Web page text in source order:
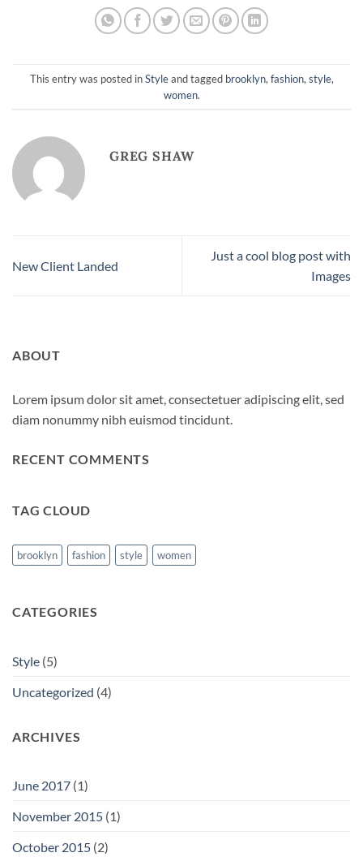
This entry was posted inStyleand tagged brooklyn, fashion, style,
women.
GREG SHAW
New Client Landed
Just a cool blog post with
Images
ABOUT
Lorem ipsum dolor sit amet, consectetuer adipiscing elit, sed
diam nonummy nibh euismod tincidunt.
RECENT COMMENTS
TAG CLOUD
brooklyn fashion style women
CATEGORIES
Style (5)
Uncategorized (4)
ARCHIVES
June 2017 (1)
November 2015 (1)
October 2015 (2)